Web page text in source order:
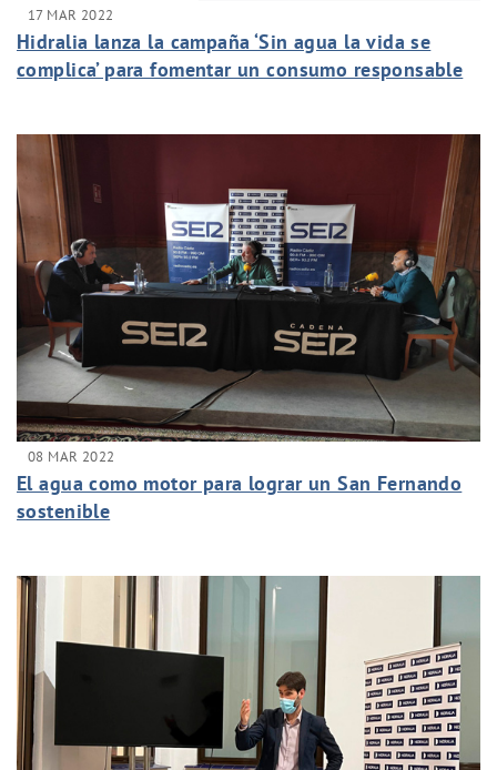
17 MAR 2022
Hidralia lanza la campaña ‘Sin agua la vida se
complica’ para fomentar un consumo responsable
08 MAR 2022
El agua como motor para lograr un San Fernando
sostenible